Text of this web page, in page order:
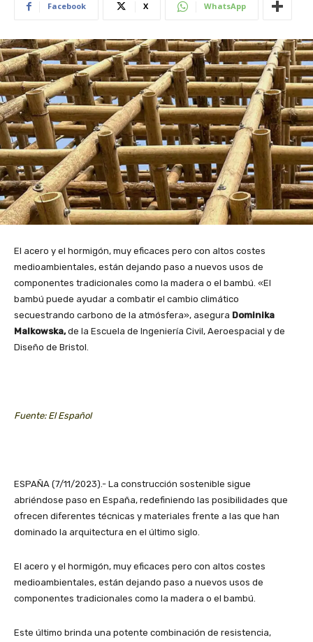
Facebook X WhatsApp
El acero y el hormigón, muy eficaces pero con altos costes
medioambientales, están dejando paso a nuevos usos de
componentes tradicionales como la madera o el bambú. «El
bambú puede ayudar a combatir el cambio climático
secuestrando carbono de la atmósfera», asegura Dominika
Malkowska,de la Escuela de Ingeniería Civil, Aeroespacial y de
Diseño de Bristol.
Fuente: El Español
ESPAÑA (7/11/2023).- La construcción sostenible sigue
abriéndose paso en España, redefiniendo las posibilidades que
ofrecen diferentes técnicas y materiales frente a las que han
dominado la arquitectura en el último siglo.
El acero y el hormigón, muy eficaces pero con altos costes
medioambientales, están dejando paso a nuevos usos de
componentes tradicionales como la madera o el bambú.
Este último brinda una potente combinación de resistencia,